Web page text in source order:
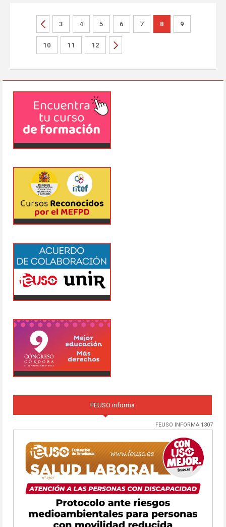
3 4 5 6 7 8 9
10 11 12
FEUSO informa
FEUSO INFORMA 1307